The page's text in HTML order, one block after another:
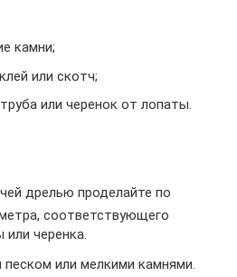
камни;
или скотч;
или черенок от лопаты.
дрелью проделайте по
соответствующего
черенка.
песком или мелкими камнями.